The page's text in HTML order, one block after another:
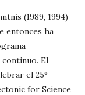
(1989, 1994)
entonces ha
El
el 25°
for Science